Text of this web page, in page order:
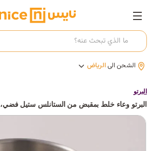
الشحن الىالرياض
البرتو
البرتو وعاء خلط بمقبض من الستانلس ستيل فضي، 922مل